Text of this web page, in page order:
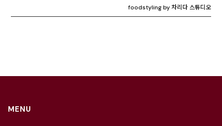
foodstyling by 차리다 스튜디오
MENU